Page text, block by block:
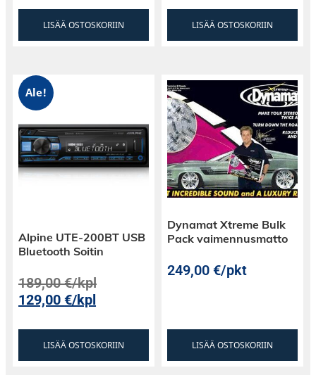
LISÄÄ OSTOSKORIIN LISÄÄ OSTOSKORIIN
Ale!
Alpine UTE-200BT USB
Bluetooth Soitin
189,00€/kpl
129,00€/kpl
LISÄÄ OSTOSKORIIN
Dynamat Xtreme Bulk
Pack vaimennusmatto
249,00€/pkt
LISÄÄ OSTOSKORIIN